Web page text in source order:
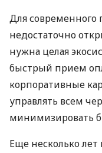
Для
недостаточно
нужна целая
быстрый прием
корпоративные
управлять всем
минимизировать
Еще несколько